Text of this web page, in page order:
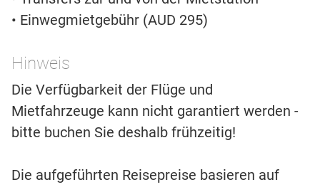
• Einwegmietgebühr (AUD 295)
Hinweis
Die Verfügbarkeit der Flüge und
Mietfahrzeuge kann nicht garantiert werden -
bitte buchen Sie deshalb frühzeitig!
Die aufgeführten Reisepreise basieren auf